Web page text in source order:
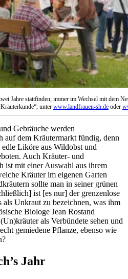
Jahre stattfinden; immer im Wechsel mit dem
unter www.landfrauen-sh.de oder
Gebräuche werden
auf dem Kräutermarkt fündig, denn
Liköre aus Wildobst und
Auch Kräuter- und
ist mit einer Auswahl aus ihrem
Kräuter im eigenen Garten
sollte man in seiner grünen
ist [es nur] der grenzenlose
Unkraut zu bezeichnen, was ihm
Biologe Jean Rostand
als Verbündete sehen und
gemiedene Pflanze, ebenso wie
Jahr